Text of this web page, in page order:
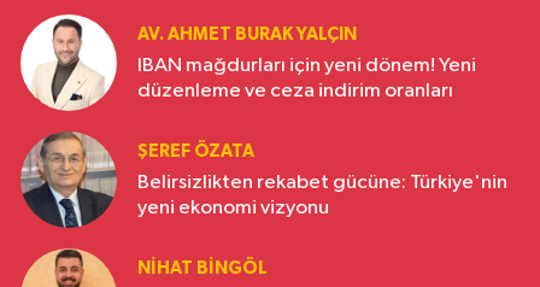
AV. AHMET BURAK YALÇIN
IBAN mağdurları için yeni dönem! Yeni
düzenleme ve ceza indirim oranları
ŞEREF ÖZATA
Belirsizlikten rekabet gücüne: Türkiye'nin
yeni ekonomi vizyonu
NIHAT BINGÖL